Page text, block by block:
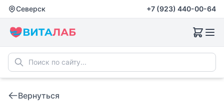
Северск +7 (923) 440-00-64
Вернуться